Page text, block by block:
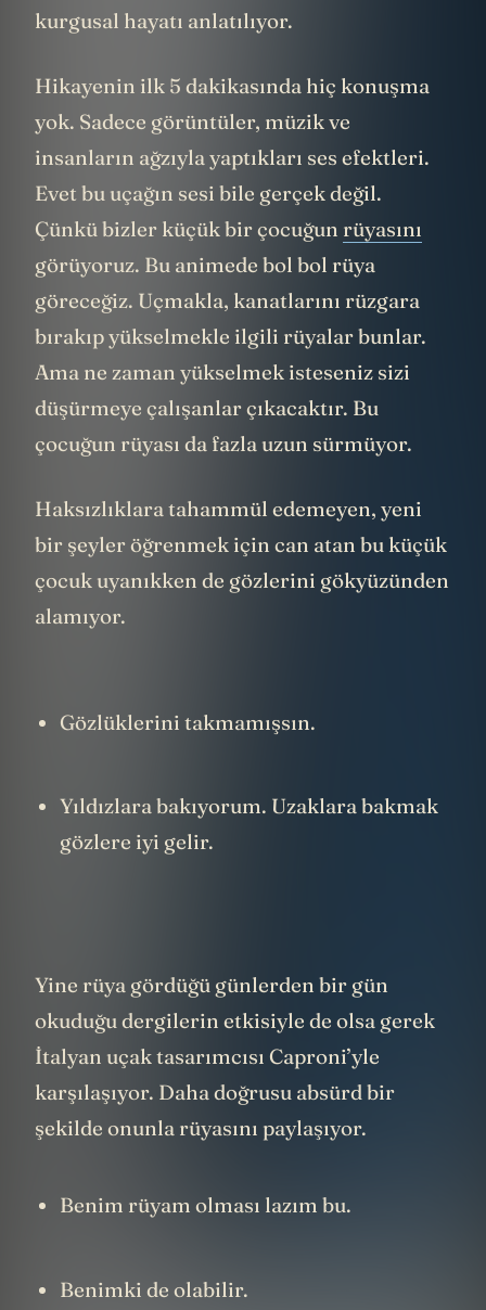
kurgusal hayatı anlatılıyor.
Hikayenin ilk 5 dakikasında hiç konuşma
yok. Sadece görüntüler, müzik ve
insanların ağzıyla yaptıkları ses efektleri.
Evet bu uçağın sesi bile gerçek değil.
Çünkü bizler küçük bir çocuğun rüyasını
görüyoruz. Bu animede bol bol rüya
göreceğiz. Uçmakla, kanatlarını rüzgara
bırakıp yükselmekle ilgili rüyalar bunlar.
Ama ne zaman yükselmek isteseniz sizi
düşürmeye çalışanlar çıkacaktır. Bu
çocuğun rüyası da fazla uzun sürmüyor.
Haksızlıklara tahammül edemeyen, yeni
bir şeyler öğrenmek için can atan bu küçük
çocuk uyanıkken de gözlerini gökyüzünden
alamıyor.
Gözlüklerini takmamışsın.
Yıldızlara bakıyorum. Uzaklara bakmak
gözlere iyi gelir.
Yine rüya gördüğü günlerden bir gün
okuduğu dergilerin etkisiyle de olsa gerek
İtalyan uçak tasarımcısı Caproni’yle
karşılaşıyor. Daha doğrusu absürd bir
şekilde onunla rüyasını paylaşıyor.
Benim rüyam olması lazım bu.
Benimki de olabilir.